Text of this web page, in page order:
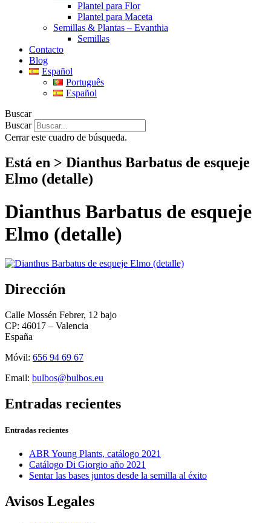
Plantel para Flor
Plantel para Maceta
Semillas & Plantas – Evanthia
Semillas
Contacto
Blog
Español
Português
Español
Buscar
Buscar
Cerrar este cuadro de búsqueda.
Está en > Dianthus Barbatus de esqueje
Elmo (detalle)
Dianthus Barbatus de esqueje
Elmo (detalle)
Dirección
Calle Mossén Febrer, 12 bajo
CP: 46017 – Valencia
España
Móvil: 656 94 69 67
Email: bulbos@bulbos.eu
Entradas recientes
Entradas recientes
ABR Young Plants, catálogo 2021
Catálogo Di Giorgio año 2021
Sentar las bases juntos desde la semilla al éxito
Avisos Legales